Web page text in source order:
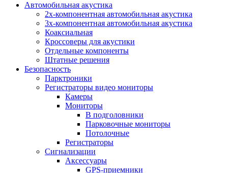
Автомобильная акустика
2х-компонентная автомобильная акустика
3х-компонентная автомобильная акустика
Коаксиальная
Кроссоверы для акустики
Отдельные компоненты
Штатные решения
Безопасность
Парктроники
Регистраторы видео мониторы
Камеры
Мониторы
В подголовники
Парковочные мониторы
Потолочные
Регистраторы
Сигнализации
Аксессуары
GPS-приемники